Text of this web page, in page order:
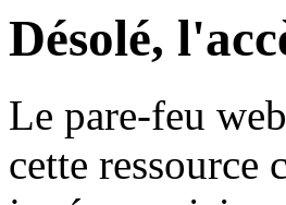
Désolé,
Le pare-feu
cette ressource